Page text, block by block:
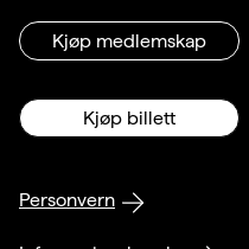
Kjøp medlemskap
Kjøp billett
Personvern